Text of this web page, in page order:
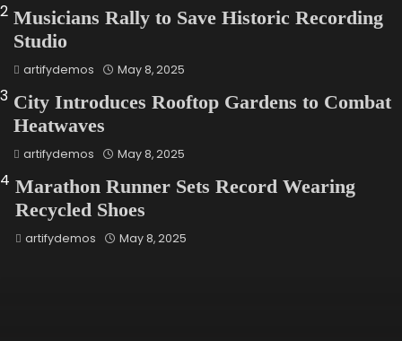
2 Musicians Rally to Save Historic Recording
Studio
artifydemos May 8, 2025
3 City Introduces Rooftop Gardens to Combat
Heatwaves
artifydemos May 8, 2025
4 Marathon Runner Sets Record Wearing
Recycled Shoes
artifydemos May 8, 2025